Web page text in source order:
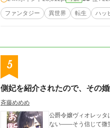
ファンタジー 異世界 転生 ハッ
5
側妃を紹介されたので、その
斉藤めめめ
公爵令嬢ヴィオレッタ
ない――そう信じて微